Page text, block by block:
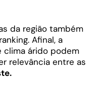
da região também
Afinal, a
clima árido podem
relevância entre as